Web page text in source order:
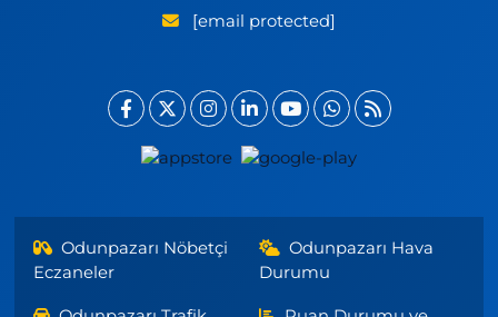
[email protected]
Odunpazarı Nöbetçi
Eczaneler
Odunpazarı Hava
Durumu